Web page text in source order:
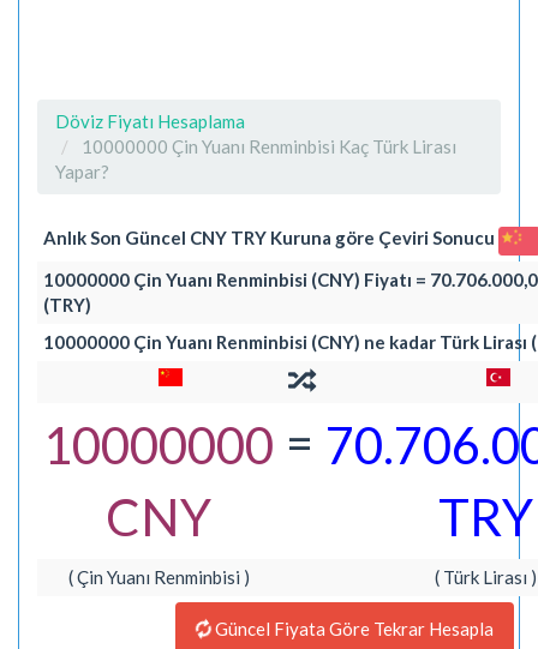
Döviz Fiyatı Hesaplama
10000000 Çin Yuanı Renminbisi Kaç Türk Lirası
Yapar?
Anlık Son Güncel CNY TRY Kuruna göre Çeviri Sonucu
10000000 Çin Yuanı Renminbisi (CNY) Fiyatı =
(TRY)
10000000 Çin Yuanı Renminbisi (CNY) ne kadar Türk Lirası
10000000
CNY
=
TRY
( Çin Yuanı Renminbisi ) ( Türk Lirası )
Güncel Fiyata Göre Tekrar Hesapla